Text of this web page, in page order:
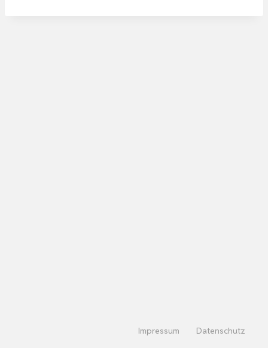
Impressum Datenschutz